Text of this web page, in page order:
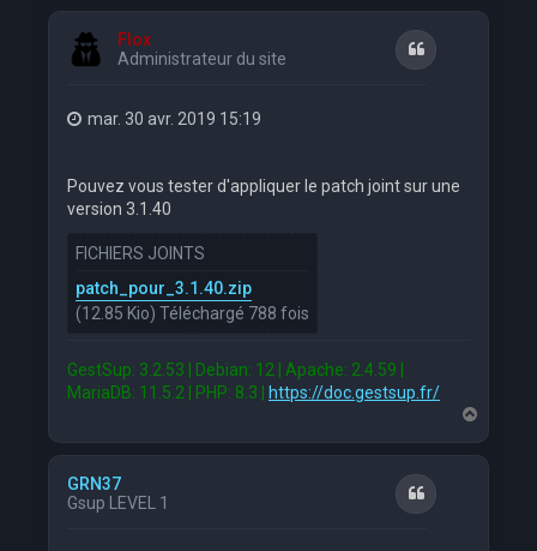
Flox
Administrateur du site
Citation
mar. 30 avr. 2019 15:19
Pouvez vous tester d'appliquer le patch joint sur une
version 3.1.40
FICHIERS JOINTS
patch_pour_3.1.40.zip
(12.85 Kio) Téléchargé 788 fois
GestSup: 3.2.53 | Debian: 12 | Apache: 2.4.59 |
MariaDB: 11.5.2 | PHP: 8.3 | https://doc.gestsup.fr/
a
GRN37
Gsup LEVEL 1
Citation